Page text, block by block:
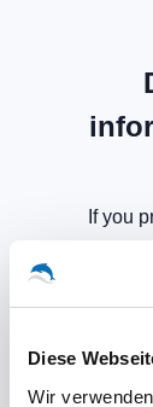
Diese
Wir
If you